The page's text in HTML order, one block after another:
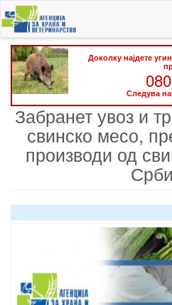
Skip
to
main
content
Доколку најдете
Следува
Забранет увоз и
свинско месо,
производи од